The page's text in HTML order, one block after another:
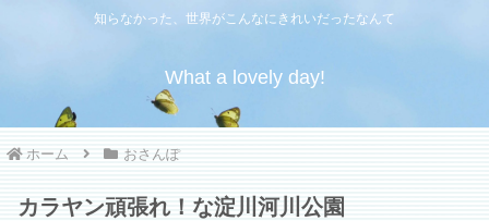
知らなかった、世界がこんなにきれいだったなんて
What a lovely day!
ホーム おさんぽ
カラヤン頑張れ！な淀川河川公園